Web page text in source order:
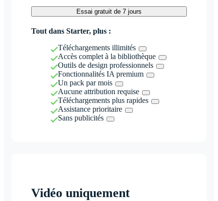
Essai gratuit de 7 jours
Tout dans Starter, plus :
Téléchargements illimités
Accès complet à la bibliothèque
Outils de design professionnels
Fonctionnalités IA premium
Un pack par mois
Aucune attribution requise
Téléchargements plus rapides
Assistance prioritaire
Sans publicités
Vidéo uniquement